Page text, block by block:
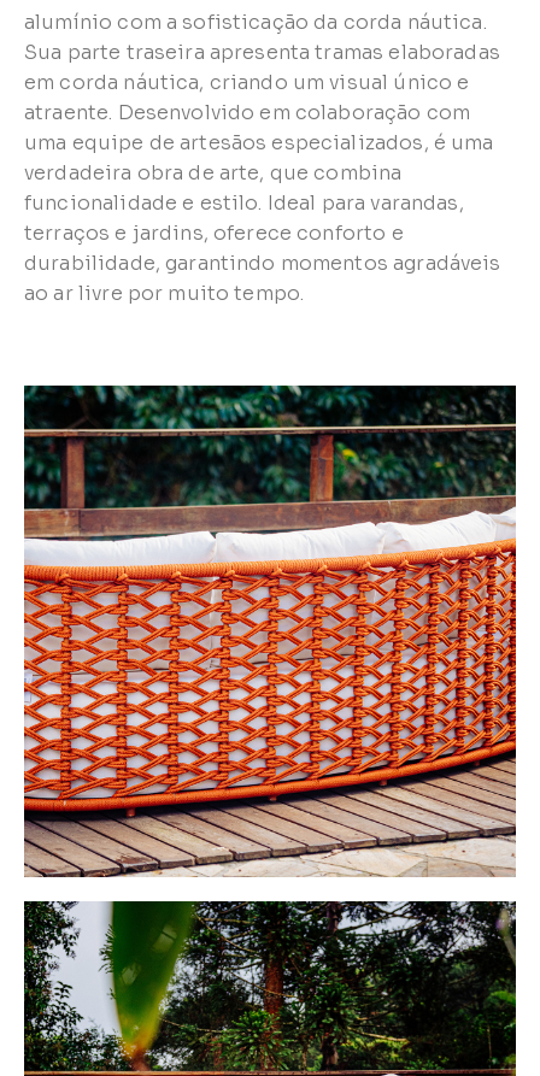
alumínio com a sofisticação da corda náutica.
Sua parte traseira apresenta tramas elaboradas
em corda náutica, criando um visual único e
atraente. Desenvolvido em colaboração com
uma equipe de artesãos especializados, é uma
verdadeira obra de arte, que combina
funcionalidade e estilo. Ideal para varandas,
terraços e jardins, oferece conforto e
durabilidade, garantindo momentos agradáveis
ao ar livre por muito tempo.